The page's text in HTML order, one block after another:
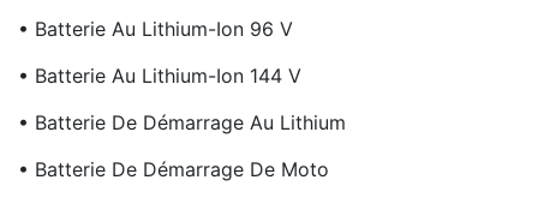
• Batterie Au Lithium-Ion 96 V
• Batterie Au Lithium-Ion 144 V
• Batterie De Démarrage Au Lithium
• Batterie De Démarrage De Moto